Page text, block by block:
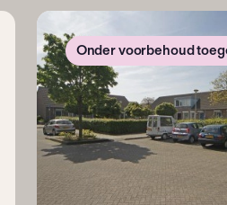
Onder voorbehoud